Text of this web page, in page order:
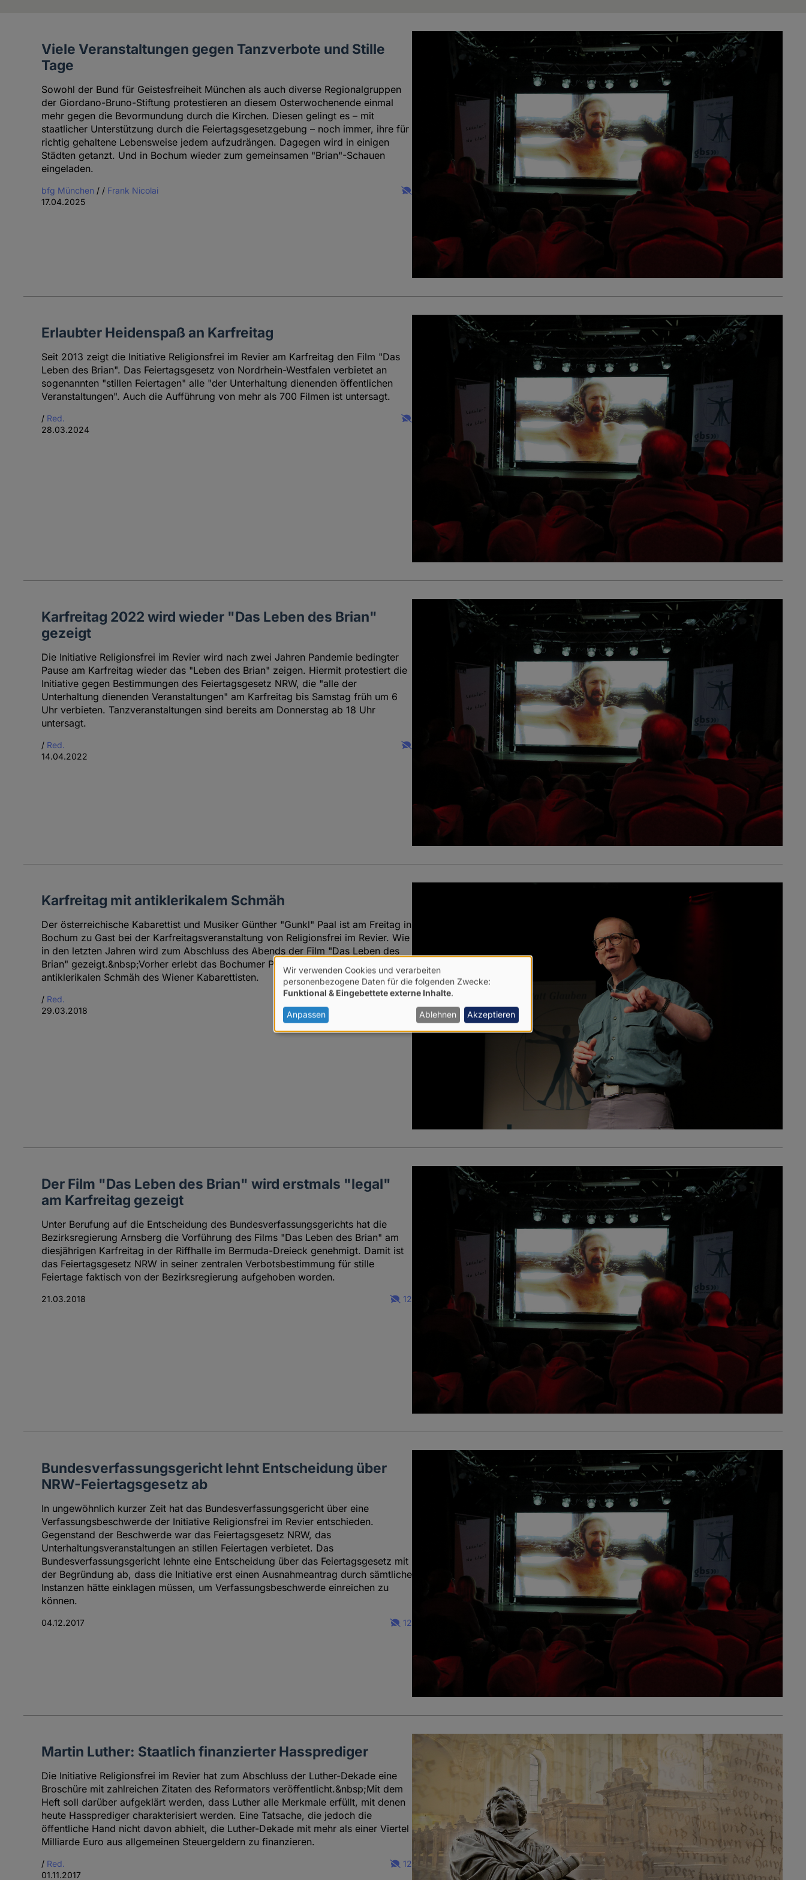
Artikel
des
Viele Veranstaltungen gegen Tanzverbote und Stille
Tage
Sowohl der Bund für Geistesfreiheit München als auch diverse Regionalgruppen
der Giordano-Bruno-Stiftung protestieren an diesem Osterwochenende einmal
mehr gegen die Bevormundung durch die Kirchen. Diesen gelingt es – mit
staatlicher Unterstützung durch die Feiertagsgesetzgebung – noch immer, ihre für
richtig gehaltene Lebensweise jedem aufzudrängen. Dagegen wird in einigen
Städten getanzt. Und in Bochum wieder zum gemeinsamen "Brian"-Schauen
eingeladen.
bfg München / / Frank Nicolai
17.04.2025
Erlaubter Heidenspaß an Karfreitag
Seit 2013 zeigt die Initiative Religionsfrei im Revier am Karfreitag den Film "Das
Leben des Brian". Das Feiertagsgesetz von Nordrhein-Westfalen verbietet an
sogenannten "stillen Feiertagen" alle "der Unterhaltung dienenden öffentlichen
Veranstaltungen". Auch die Aufführung von mehr als 700 Filmen ist untersagt.
/ Red.
28.03.2024
Karfreitag 2022 wird wieder "Das Leben des Brian"
gezeigt
Die Initiative Religionsfrei im Revier wird nach zwei Jahren Pandemie bedingter
Pause am Karfreitag wieder das "Leben des Brian" zeigen. Hiermit protestiert die
Initiative gegen Bestimmungen des Feiertagsgesetz NRW, die "alle der
Unterhaltung dienenden Veranstaltungen" am Karfreitag bis Samstag früh um 6
Uhr verbieten. Tanzveranstaltungen sind bereits am Donnerstag ab 18 Uhr
untersagt.
/ Red.
14.04.2022
Karfreitag mit antiklerikalem Schmäh
Der österreichische Kabarettist und Musiker Günther "Gunkl" Paal ist am Freitag in
Bochum zu Gast bei der Karfreitagsveranstaltung von Religionsfrei im Revier. Wie
in den letzten Jahren wird zum Abschluss des Abends der Film "Das Leben des
Brian" gezeigt.&nbsp;Vorher erlebt das Bochumer Publikum erstmals den
antiklerikalen Schmäh des Wiener Kabarettisten.
/ Red.
29.03.2018
2
Der Film "Das Leben des Brian" wird erstmals "legal"
am Karfreitag gezeigt
Unter Berufung auf die Entscheidung des Bundesverfassungsgerichts hat die
Bezirksregierung Arnsberg die Vorführung des Films "Das Leben des Brian" am
diesjährigen Karfreitag in der Riffhalle im Bermuda-Dreieck genehmigt. Damit ist
das Feiertagsgesetz NRW in seiner zentralen Verbotsbestimmung für stille
Feiertage faktisch von der Bezirksregierung aufgehoben worden.
21.03.2018 12
Bundesverfassungsgericht lehnt Entscheidung über
NRW-Feiertagsgesetz ab
In ungewöhnlich kurzer Zeit hat das Bundesverfassungsgericht über eine
Verfassungsbeschwerde der Initiative Religionsfrei im Revier entschieden.
Gegenstand der Beschwerde war das Feiertagsgesetz NRW, das
Unterhaltungsveranstaltungen an stillen Feiertagen verbietet. Das
Bundesverfassungsgericht lehnte eine Entscheidung über das Feiertagsgesetz mit
der Begründung ab, dass die Initiative erst einen Ausnahmeantrag durch sämtliche
Instanzen hätte einklagen müssen, um Verfassungsbeschwerde einreichen zu
können.
04.12.2017 12
Martin Luther: Staatlich finanzierter Hassprediger
Die Initiative Religionsfrei im Revier hat zum Abschluss der Luther-Dekade eine
Broschüre mit zahlreichen Zitaten des Reformators veröffentlicht.&nbsp;Mit dem
Heft soll darüber aufgeklärt werden, dass Luther alle Merkmale erfüllt, mit denen
heute Hassprediger charakterisiert werden. Eine Tatsache, die jedoch die
öffentliche Hand nicht davon abhielt, die Luther-Dekade mit mehr als einer Viertel
Milliarde Euro aus allgemeinen Steuergeldern zu finanzieren.
/ Red.
01.11.2017
12
Verwendung
von
personenbezogenen
Daten
Wir verwenden Cookies und verarbeiten
personenbezogene Daten für die folgenden Zwecke:
Funktional & Eingebettete externe Inhalte.
Anpassen Ablehnen Akzeptieren